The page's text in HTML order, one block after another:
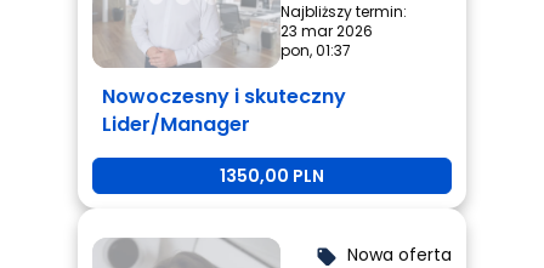
Najbliższy termin:
23 mar 2026
pon, 01:37
Nowoczesny i skuteczny
Lider/Manager
1350,00 PLN
local_offer Nowa oferta